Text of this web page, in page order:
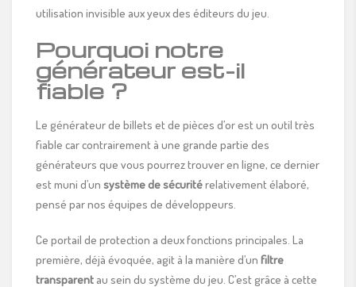
utilisation invisible aux yeux des éditeurs du jeu.
Pourquoi notre
générateur est-il
fiable ?
Le générateur de billets et de pièces d’or est un outil très
fiable car contrairement à une grande partie des
générateurs que vous pourrez trouver en ligne, ce dernier
est muni d’un système de sécuritérelativement élaboré,
pensé par nos équipes de développeurs.
Ce portail de protection a deux fonctions principales. La
première, déjà évoquée, agit à la manière d’un filtre
transparent au sein du système du jeu. C’est grâce à cette